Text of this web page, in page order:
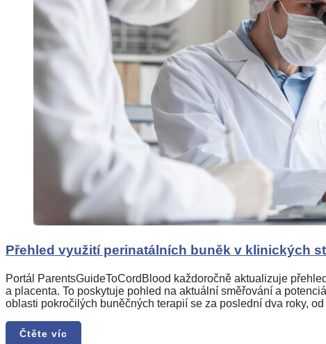
Přehled využití perinatálních buněk v klinických
Portál ParentsGuideToCordBlood každoročně aktualizuje
a placenta. To poskytuje pohled na aktuální směřování a
oblasti pokročilých buněčných terapií se za poslední dva roky,
Čtěte víc